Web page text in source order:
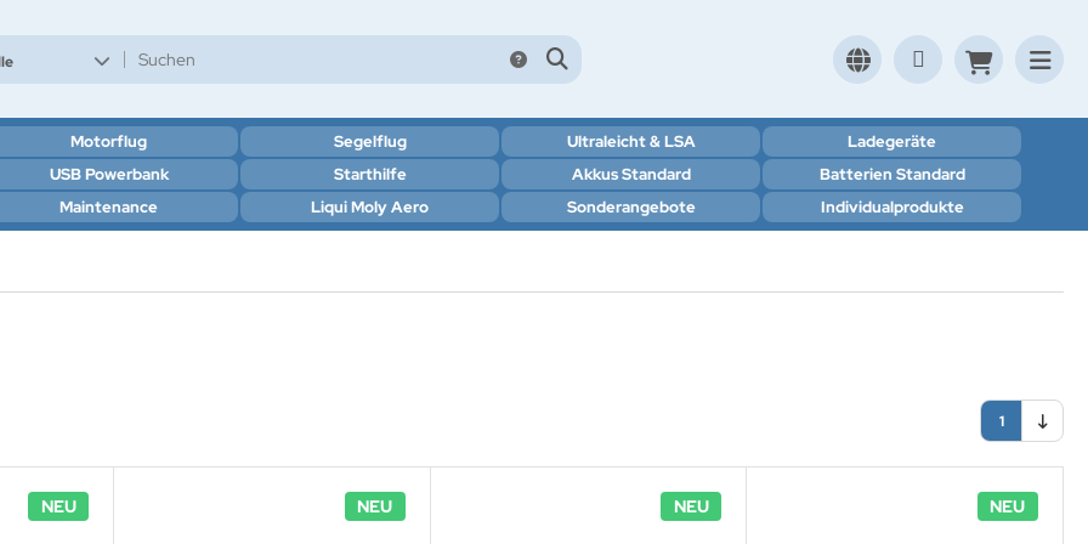
Motorflug Segelflug Ultraleicht & LSA
Ladegeräte
USB Powerbank Starthilfe Akkus Standard
Batterien Standard
Maintenance Liqui Moly Aero Sonderangebote Individualprodukte
1
NEU NEU NEU NEU